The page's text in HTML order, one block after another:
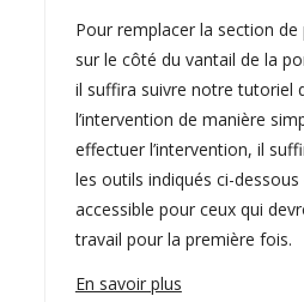
Pour remplacer la section de
sur le côté du vantail de la
il suffira suivre notre tutoriel
l’intervention de manière
effectuer l’intervention, il
les outils indiqués ci-
accessible pour ceux qui
travail pour la première fois.
En savoir plus